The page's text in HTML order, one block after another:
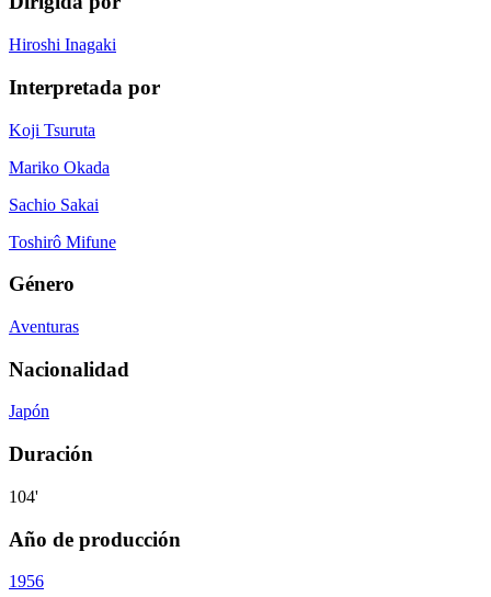
Hiroshi Inagaki
Interpretada por
Koji Tsuruta
Mariko Okada
Sachio Sakai
Toshirô Mifune
Género
Aventuras
Nacionalidad
Japón
Duración
104'
Año de producción
1956